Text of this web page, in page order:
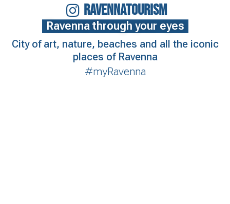
RAVENNATOURISM
Ravenna through your eyes
City of art, nature, beaches and all the iconic
places of Ravenna
#myRavenna